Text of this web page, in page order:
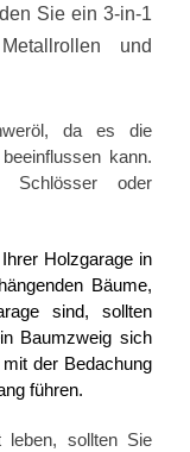
Sie ein 3-in-1
und
da es die
kann.
Schlösser oder
Holzgarage in
Bäume,
sind, sollten
Baumzweig sich
der Bedachung
führen.
leben, sollten Sie